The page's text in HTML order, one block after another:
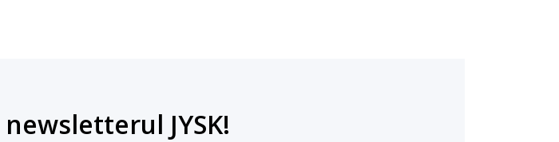
JYSK!